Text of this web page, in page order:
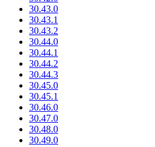
30.43.0
30.43.1
30.43.2
30.44.0
30.44.1
30.44.2
30.44.3
30.45.0
30.45.1
30.46.0
30.47.0
30.48.0
30.49.0